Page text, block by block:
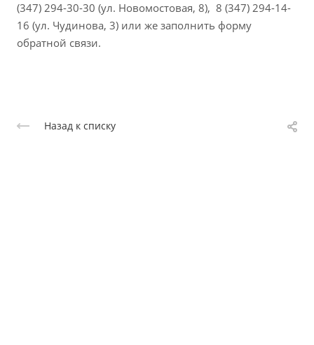
(347) 294-30-30 (ул. Новомостовая, 8), 8 (347) 294-14-
16 (ул. Чудинова, 3) или же заполнить форму
обратной связи.
Назад к списку